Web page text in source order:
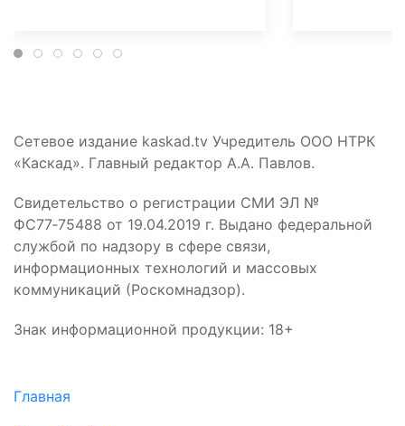
Сетевое издание kaskad.tv Учредитель ООО НТРК
«Каскад». Главный редактор А.А. Павлов.
Свидетельство о регистрации СМИ ЭЛ №
ФС77‑75488 от 19.04.2019 г. Выдано федеральной
службой по надзору в сфере связи,
информационных технологий и массовых
коммуникаций (Роскомнадзор).
Знак информационной продукции: 18+
Главная